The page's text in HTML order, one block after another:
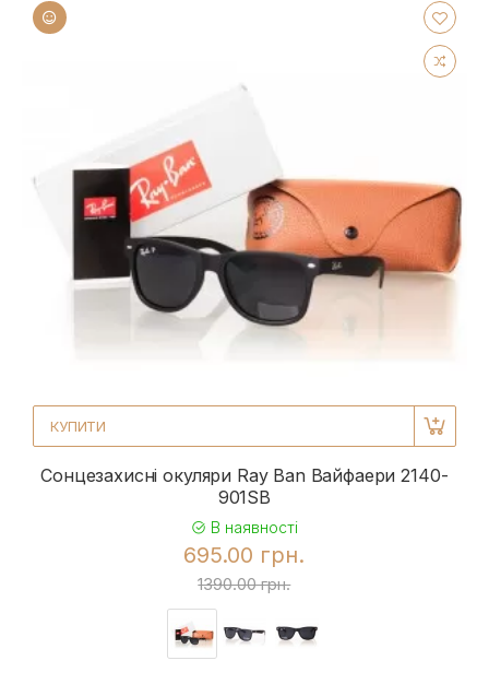
КУПИТИ
Сонцезахисні окуляри Ray Ban Вайфаери 2140-
901SB
В наявності
695.00 грн.
1390.00 грн.